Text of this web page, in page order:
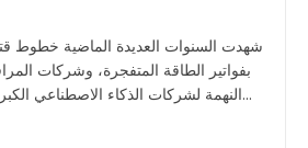
شهدت السنوات العديدة الماضية خطوط
بفواتير الطاقة المتفجرة، وشركات
النهمة لشركات الذكاء الاصطناعي الكبرى للحصول على المزيد...